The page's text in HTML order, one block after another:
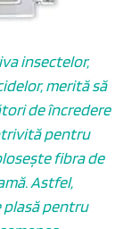
insectelor,
merită să
de încredere
pentru
fibra de
Astfel,
plasă pentru